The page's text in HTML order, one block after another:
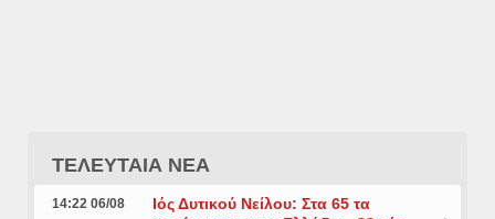
ΤΕΛΕΥΤΑΙΑ ΝΕΑ
14:22 06/08
Ιός Δυτικού Νείλου: Στα 65 τα